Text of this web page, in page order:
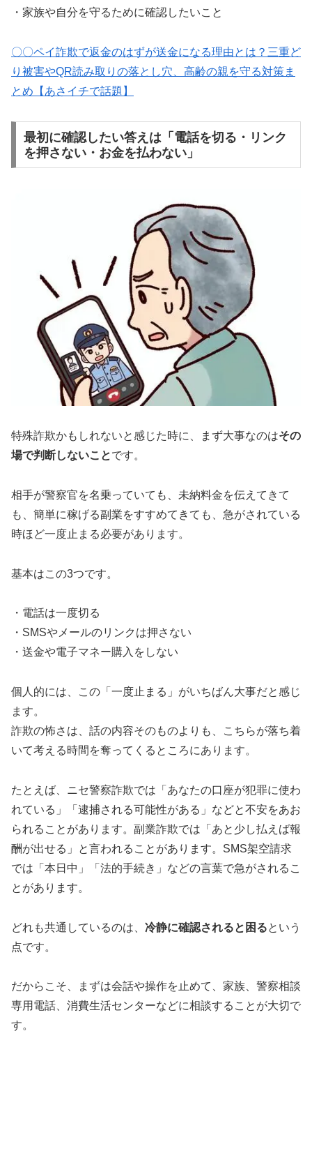
・家族や自分を守るために確認したいこと
〇〇ペイ詐欺で返金のはずが送金になる理由とは？三重ど
り被害やQR読み取りの落とし穴、高齢の親を守る対策ま
とめ【あさイチで話題】
最初に確認したい答えは「電話を切る・リンク
を押さない・お金を払わない」
特殊詐欺かもしれないと感じた時に、まず大事なのはその
場で判断しないことです。
相手が警察官を名乗っていても、未納料金を伝えてきて
も、簡単に稼げる副業をすすめてきても、急がされている
時ほど一度止まる必要があります。
基本はこの3つです。
・電話は一度切る
・SMSやメールのリンクは押さない
・送金や電子マネー購入をしない
個人的には、この「一度止まる」がいちばん大事だと感じ
ます。
詐欺の怖さは、話の内容そのものよりも、こちらが落ち着
いて考える時間を奪ってくるところにあります。
たとえば、ニセ警察詐欺では「あなたの口座が犯罪に使わ
れている」「逮捕される可能性がある」などと不安をあお
られることがあります。副業詐欺では「あと少し払えば報
酬が出せる」と言われることがあります。SMS架空請求
では「本日中」「法的手続き」などの言葉で急がされるこ
とがあります。
どれも共通しているのは、 冷静に確認されると困るという
点です。
だからこそ、まずは会話や操作を止めて、家族、警察相談
専用電話、消費生活センターなどに相談することが大切で
す。